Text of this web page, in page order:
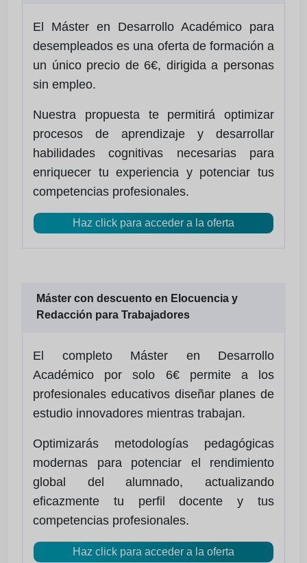
El Máster en Desarrollo Académico para
desempleados es una oferta de formación a
un único precio de 6€, dirigida a personas
sin empleo.
Nuestra propuesta te permitirá optimizar
procesos de aprendizaje y desarrollar
habilidades cognitivas necesarias para
enriquecer tu experiencia y potenciar tus
competencias profesionales.
Haz click para acceder a la oferta
Máster con descuento en Elocuencia y
Redacción para Trabajadores
El completo Máster en Desarrollo
Académico por solo 6€ permite a los
profesionales educativos diseñar planes de
estudio innovadores mientras trabajan.
Optimizarás metodologías pedagógicas
modernas para potenciar el rendimiento
global del alumnado, actualizando
eficazmente tu perfil docente y tus
competencias profesionales.
Haz click para acceder a la oferta